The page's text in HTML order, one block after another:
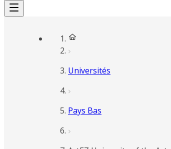
Universités
Pays Bas